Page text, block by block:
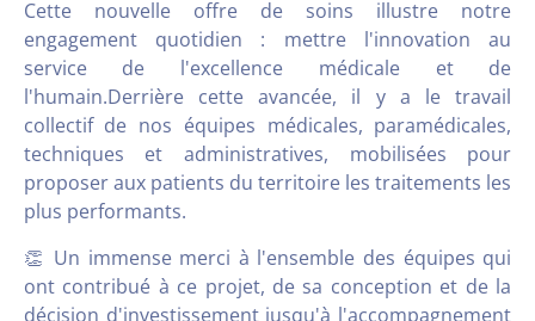
Cette nouvelle offre de soins illustre notre
engagement quotidien : mettre l'innovation au
service de l'excellence médicale et de
l'humain.Derrière cette avancée, il y a le travail
collectif de nos équipes médicales, paramédicales,
techniques et administratives, mobilisées pour
proposer aux patients du territoire les traitements les
plus performants.
👏 Un immense merci à l'ensemble des équipes qui
ont contribué à ce projet, de sa conception et de la
décision d'investissement jusqu'à l'accompagnement